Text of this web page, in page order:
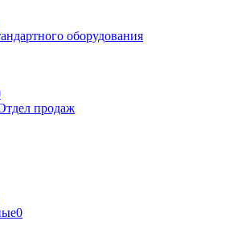
оборудования
продаж
0